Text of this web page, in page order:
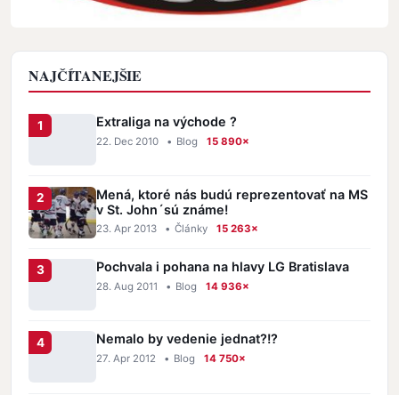
NAJČÍTANEJŠIE
Extraliga na východe ?
22. Dec 2010 • Blog 15 890×
Mená, ktoré nás budú reprezentovať na MS
v St. John´sú známe!
23. Apr 2013 • Články 15 263×
Pochvala i pohana na hlavy LG Bratislava
28. Aug 2011 • Blog 14 936×
Nemalo by vedenie jednat?!?
27. Apr 2012 • Blog 14 750×